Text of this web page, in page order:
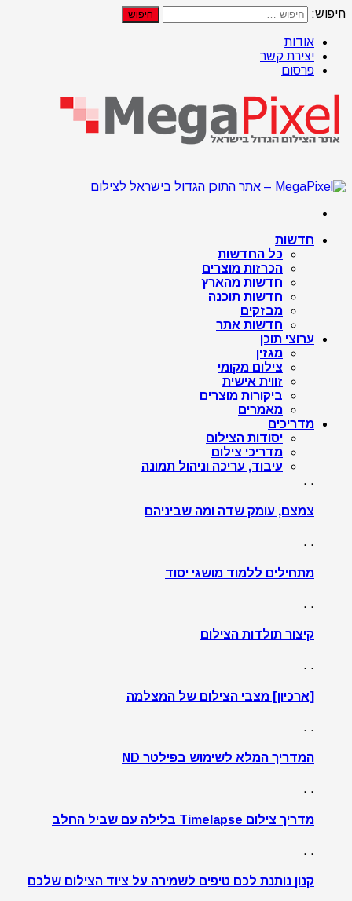
חיפוש:
אודות
יצירת קשר
פרסום
חדשות
כל החדשות
הכרזות מוצרים
חדשות מהארץ
חדשות תוכנה
מבזקים
חדשות אתר
ערוצי תוכן
מגזין
צילום מקומי
זווית אישית
ביקורות מוצרים
מאמרים
מדריכים
יסודות הצילום
מדריכי צילום
עיבוד, עריכה וניהול תמונה
. .
צמצם, עומק שדה ומה שביניהם
. .
מתחילים ללמוד מושגי יסוד
. .
קיצור תולדות הצילום
. .
[ארכיון] מצבי הצילום של המצלמה
. .
המדריך המלא לשימוש בפילטר ND
. .
מדריך צילום Timelapse בלילה עם שביל החלב
. .
קנון נותנת לכם טיפים לשמירה על ציוד הצילום שלכם